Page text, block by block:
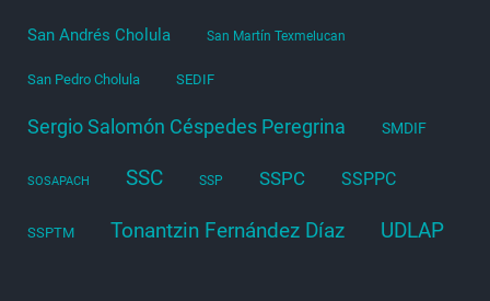
San Andrés Cholula San Martín Texmelucan
San Pedro Cholula SEDIF
Sergio Salomón Céspedes Peregrina SMDIF
SOSAPACH SSC SSP SSPC SSPPC
SSPTM Tonantzin Fernández Díaz UDLAP